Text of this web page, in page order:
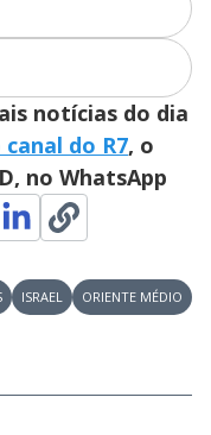
notícias do dia
canal do R7, o
no WhatsApp
ISRAEL ORIENTE MÉDIO